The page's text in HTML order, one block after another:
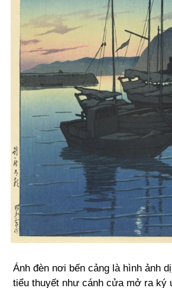
Ánh đèn nơi bến cảng là hình ảnh
tiểu thuyết như cánh cửa mở ra ký